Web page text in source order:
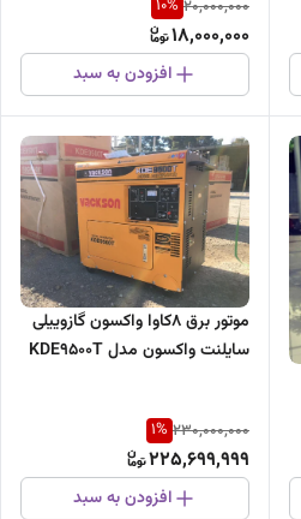
20,000,000
10%
18,000,000
افزودن به سبد
موتور برق 8کاوا واکسون گازوییلی
سایلنت واکسون مدل KDE9500T
230,000,000
1%
225,699,999
افزودن به سبد